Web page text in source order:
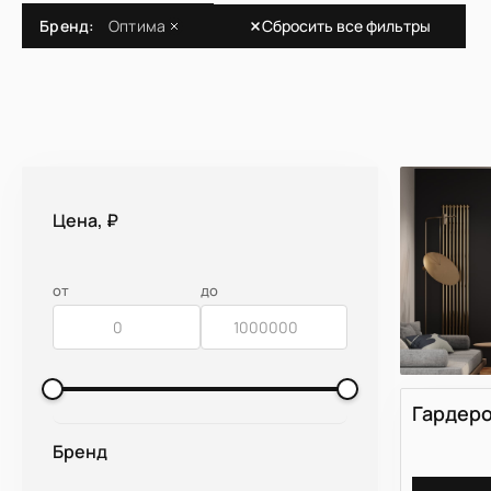
Шкафы и гардеробные ОПТИМА
Кухни
Конфигурация
г-образная
Классический
Бренд: Оптима Сбросить все фильтры
Цена, ₽
от до
Бренд